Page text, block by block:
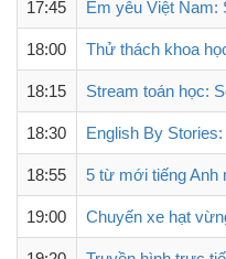
17:45 Em yêu Việt Nam:
18:00 Thử thách khoa
18:15 Stream toán học:
18:30 English By
18:55 5 từ mới tiếng Anh
19:00 Chuyến xe hạt